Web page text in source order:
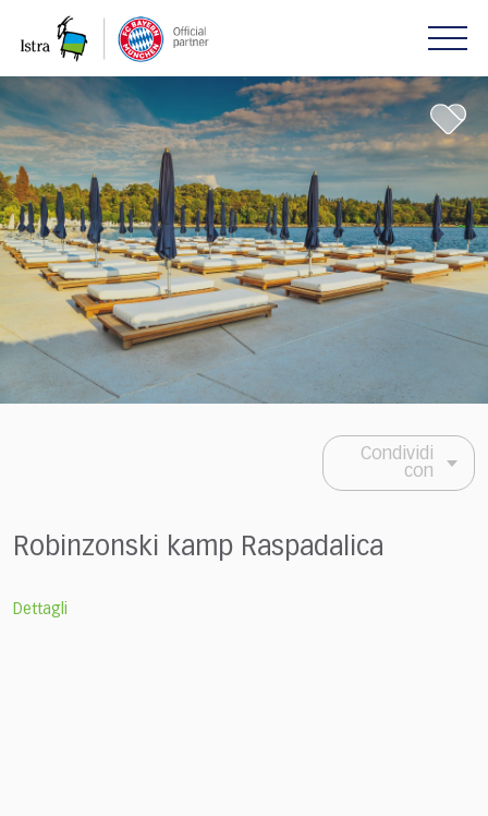
note:
website
includes
an
accessibility
system.
Condividi
con
Robinzonski kamp Raspadalica
Dettagli